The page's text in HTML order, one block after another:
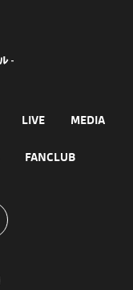
LIVE MEDIA
FANCLUB